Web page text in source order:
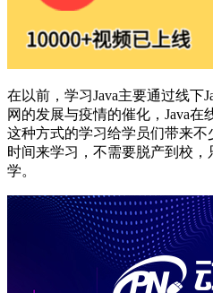
在以前，学习Java主要通过线下
网的发展与疫情的催化，Java
这种方式的学习给学员们带来
时间来学习，不需要脱产到校
学。